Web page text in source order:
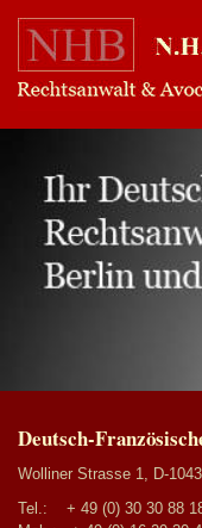
Deutsch-
Wolliner Strasse 1, D-
Tel.: + 49 (0) 30 30 88